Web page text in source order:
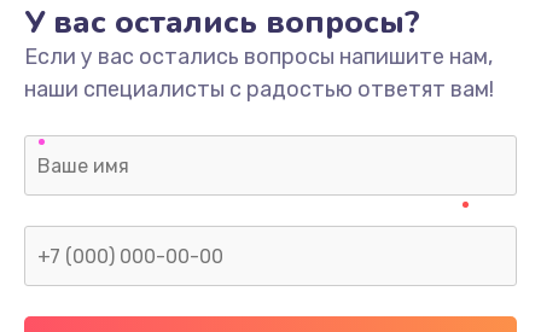
У вас остались вопросы?
Если у вас остались вопросы напишите нам,
наши специалисты с радостью ответят вам!